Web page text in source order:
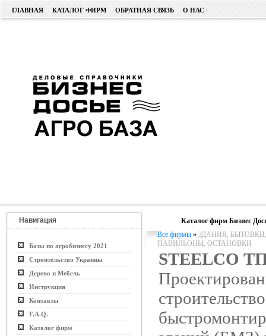
ГЛАВНАЯ КАТАЛОГ ФИРМ ОБРАТНАЯ СВЯЗЬ О НАС
Навигация
Базы по агробизнесу 2021
Строительство Украины
Дерево и Мебель
Инструкция
Контакты
F.A.Q.
Каталог фирм
Каталог фирм Бизнес
Все фирмы » ЗДАНИЯ,
ПАВИЛЬОНЫ, ОСТАНОВКИ
STEELCO
строительство